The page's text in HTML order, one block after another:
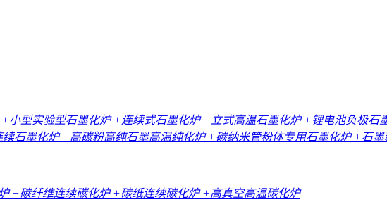
+小型实验型石墨化炉+连续式石墨化炉+立式高温石墨化炉+锂电池负极石
续石墨化炉+高碳粉高纯石墨高温纯化炉+碳纳米管粉体专用石墨化炉+石墨
+碳纤维连续碳化炉+碳纸连续碳化炉+高真空高温碳化炉